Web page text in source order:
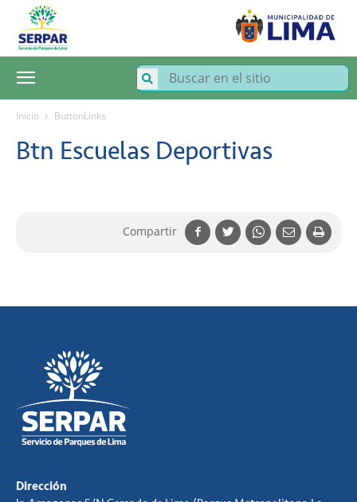
SERPAR
Servicio
de
Parques
Inicio ButtonLinks
Btn Escuelas Deportivas
Compartir
Dirección